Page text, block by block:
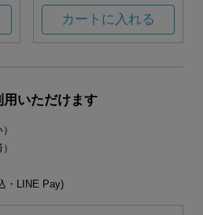
カートに入れる
用いただけます
・LINE Pay)